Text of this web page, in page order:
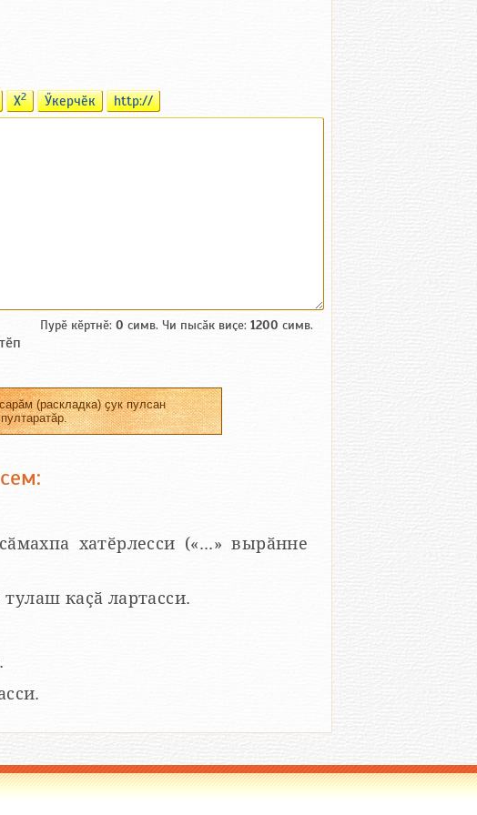
X2 Ӳкерчӗк http://
Пурӗ кӗртнӗ: 0 симв. Чи пысӑк виҫе: 1200 симв.
(раскладка) ҫук пулсан
хатӗрлесси («...» вырӑнне
тулаш каҫӑ лартасси.